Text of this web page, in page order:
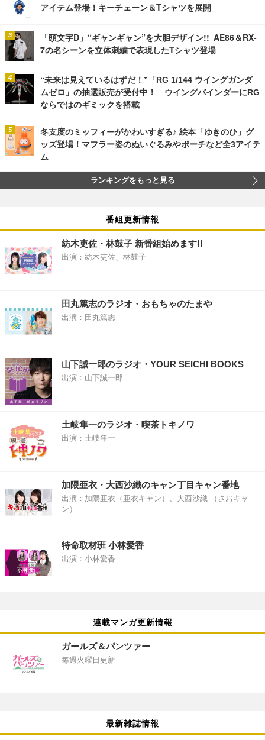
アイテム登場！キーチェーン＆Tシャツを展開
「頭文字D」“ギャンギャン”を大胆デザイン!! AE86＆RX-
7の名シーンを立体刺繍で表現したTシャツ登場
“未来は見えているはずだ！”「RG 1/144 ウイングガンダ
ムゼロ」の抽選販売が受付中！ ウイングバインダーにRG
ならではのギミックを搭載
冬支度のミッフィーがかわいすぎる♪ 絵本「ゆきのひ」グ
ッズ登場！マフラー姿のぬいぐるみやポーチなど全3アイテ
ム
ランキングをもっと見る
番組更新情報
紡木吏佐・林鼓子 新番組始めます!!
出演：紡木吏佐、林鼓子
田丸篤志のラジオ・おもちゃのたまや
出演：田丸篤志
山下誠一郎のラジオ・YOUR SEICHI BOOKS
出演：山下誠一郎
土岐隼一のラジオ・喫茶トキノワ
出演：土岐隼一
加隈亜衣・大西沙織のキャン丁目キャン番地
出演：加隈亜衣（亜衣キャン）、大西沙織 （さおキャ
ン）
特命取材班 小林愛香
出演：小林愛香
連載マンガ更新情報
ガールズ＆パンツァー
毎週火曜日更新
最新雑誌情報